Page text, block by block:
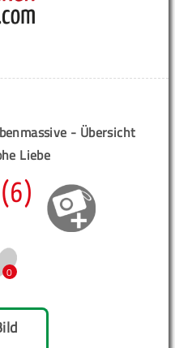
- Übersicht
Liebe
0